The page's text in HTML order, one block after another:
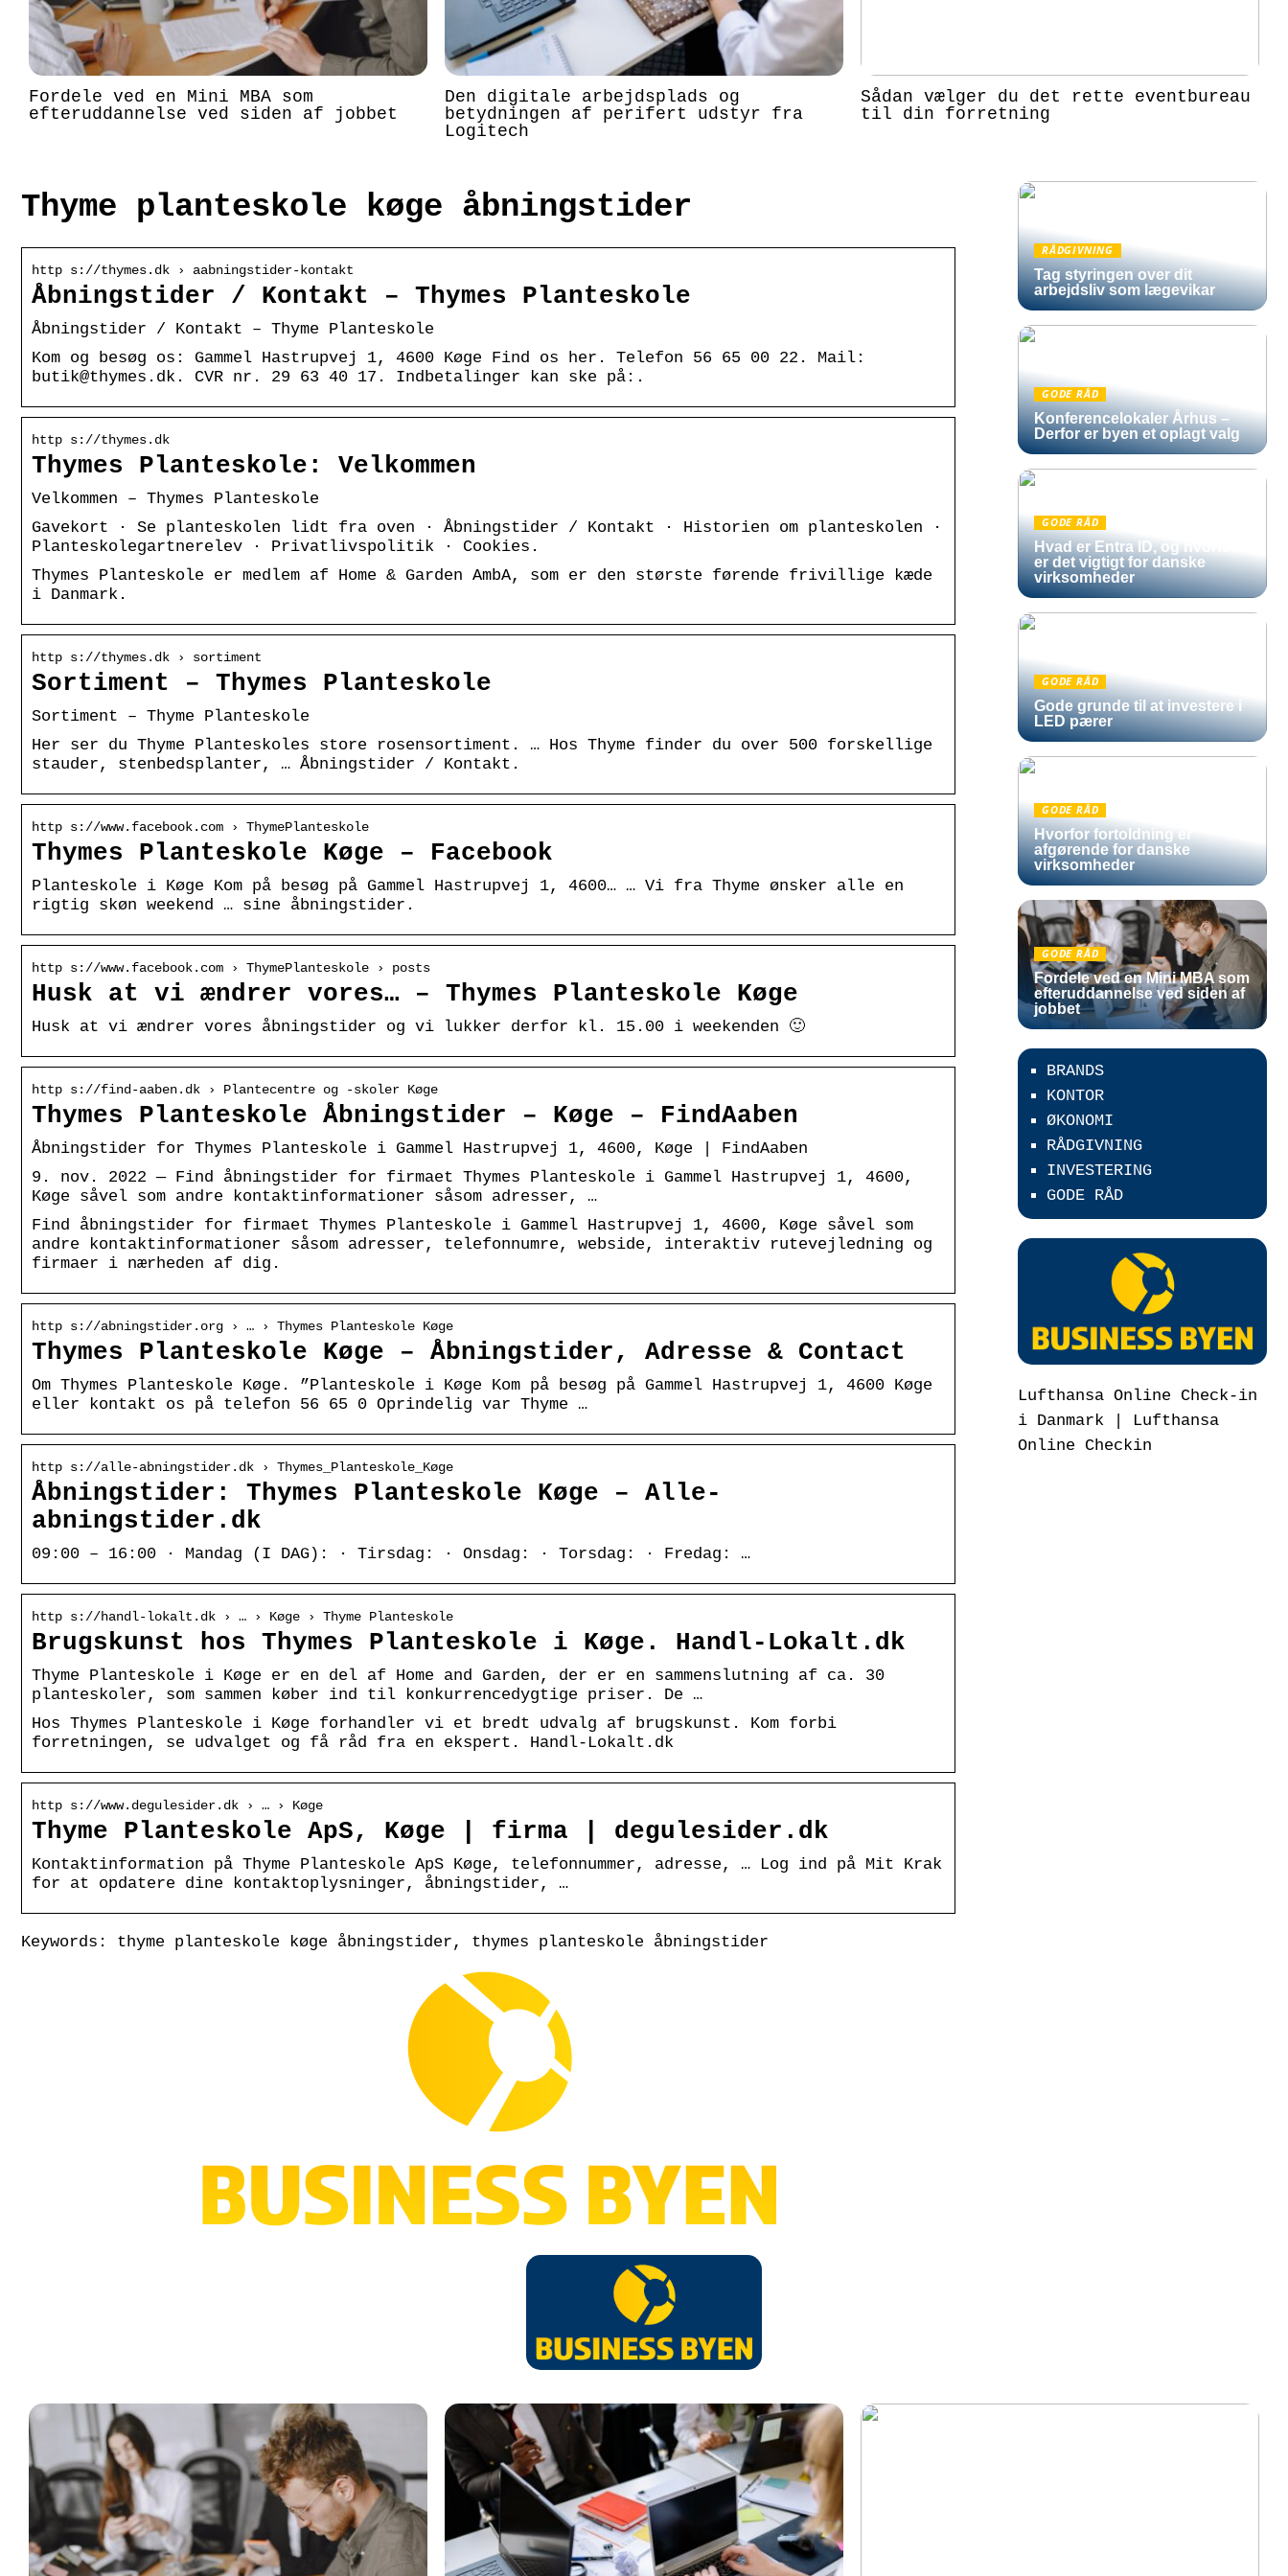
Fordele ved en Mini MBA som
efteruddannelse ved siden af jobbet
Den digitale arbejdsplads og
betydningen af perifert udstyr fra
Logitech
Sådan vælger du det rette eventbureau
til din forretning
Thyme planteskole køge åbningstider
http s://thymes.dk › aabningstider-kontakt
Åbningstider / Kontakt – Thymes Planteskole
Åbningstider / Kontakt – Thyme Planteskole
Kom og besøg os: Gammel Hastrupvej 1, 4600 Køge Find os her. Telefon 56 65 00 22. Mail:
butik@thymes.dk. CVR nr. 29 63 40 17. Indbetalinger kan ske på:.
http s://thymes.dk
Thymes Planteskole: Velkommen
Velkommen – Thymes Planteskole
Gavekort · Se planteskolen lidt fra oven · Åbningstider / Kontakt · Historien om planteskolen ·
Planteskolegartnerelev · Privatlivspolitik · Cookies.
Thymes Planteskole er medlem af Home & Garden AmbA, som er den største førende frivillige kæde
i Danmark.
http s://thymes.dk › sortiment
Sortiment – Thymes Planteskole
Sortiment – Thyme Planteskole
Her ser du Thyme Planteskoles store rosensortiment. … Hos Thyme finder du over 500 forskellige
stauder, stenbedsplanter, … Åbningstider / Kontakt.
http s://www.facebook.com › ThymePlanteskole
Thymes Planteskole Køge – Facebook
Planteskole i Køge Kom på besøg på Gammel Hastrupvej 1, 4600… … Vi fra Thyme ønsker alle en
rigtig skøn weekend … sine åbningstider.
http s://www.facebook.com › ThymePlanteskole › posts
Husk at vi ændrer vores… – Thymes Planteskole Køge
Husk at vi ændrer vores åbningstider og vi lukker derfor kl. 15.00 i weekenden 🙂 ‍
http s://find-aaben.dk › Plantecentre og -skoler Køge
Thymes Planteskole Åbningstider – Køge – FindAaben
Åbningstider for Thymes Planteskole i Gammel Hastrupvej 1, 4600, Køge | FindAaben
9. nov. 2022 — Find åbningstider for firmaet Thymes Planteskole i Gammel Hastrupvej 1, 4600,
Køge såvel som andre kontaktinformationer såsom adresser, …
Find åbningstider for firmaet Thymes Planteskole i Gammel Hastrupvej 1, 4600, Køge såvel som
andre kontaktinformationer såsom adresser, telefonnumre, webside, interaktiv rutevejledning og
firmaer i nærheden af dig.
http s://abningstider.org › … › Thymes Planteskole Køge
Thymes Planteskole Køge – Åbningstider, Adresse & Contact
Om Thymes Planteskole Køge. ”Planteskole i Køge Kom på besøg på Gammel Hastrupvej 1, 4600 Køge
eller kontakt os på telefon 56 65 0 Oprindelig var Thyme …
http s://alle-abningstider.dk › Thymes_Planteskole_Køge
Åbningstider: Thymes Planteskole Køge – Alle-
abningstider.dk
09:00 – 16:00 · Mandag (I DAG): · Tirsdag: · Onsdag: · Torsdag: · Fredag: …
http s://handl-lokalt.dk › … › Køge › Thyme Planteskole
Brugskunst hos Thymes Planteskole i Køge. Handl-Lokalt.dk
Thyme Planteskole i Køge er en del af Home and Garden, der er en sammenslutning af ca. 30
planteskoler, som sammen køber ind til konkurrencedygtige priser. De …
Hos Thymes Planteskole i Køge forhandler vi et bredt udvalg af brugskunst. Kom forbi
forretningen, se udvalget og få råd fra en ekspert. Handl-Lokalt.dk
http s://www.degulesider.dk › … › Køge
Thyme Planteskole ApS, Køge | firma | degulesider.dk
Kontaktinformation på Thyme Planteskole ApS Køge, telefonnummer, adresse, … Log ind på Mit Krak
for at opdatere dine kontaktoplysninger, åbningstider, …
Keywords: thyme planteskole køge åbningstider, thymes planteskole åbningstider
RÅDGIVNING
Tag styringen over dit
arbejdsliv som lægevikar
GODE RÅD
Konferencelokaler Århus –
Derfor er byen et oplagt valg
GODE RÅD
Hvad er Entra ID, og hvorfor
er det vigtigt for danske
virksomheder
GODE RÅD
Gode grunde til at investere i
LED pærer
GODE RÅD
Hvorfor fortoldning er
afgørende for danske
virksomheder
GODE RÅD
Fordele ved en Mini MBA som
efteruddannelse ved siden af
jobbet
BRANDS
KONTOR
ØKONOMI
RÅDGIVNING
INVESTERING
GODE RÅD
Lufthansa Online Check-in
i Danmark | Lufthansa
Online Checkin